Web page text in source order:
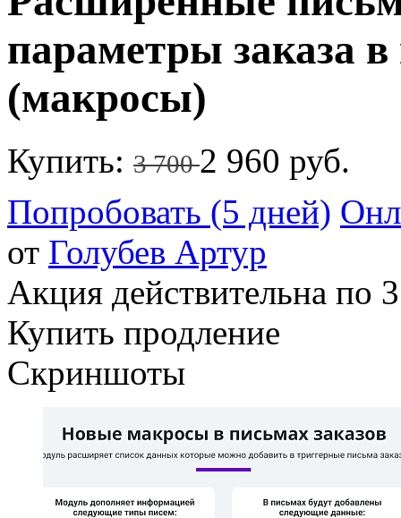
параметры заказа
(макросы)
Купить: 3 7002 960 руб.
Попробовать (5 дней)
от Голубев Артур
Акция действительна по
Купить продление
Скриншоты